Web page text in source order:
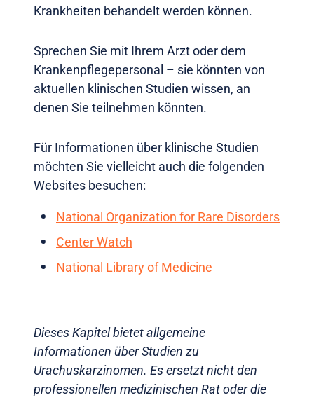
Krankheiten behandelt werden können.
Sprechen Sie mit Ihrem Arzt oder dem
Krankenpflegepersonal – sie könnten von
aktuellen klinischen Studien wissen, an
denen Sie teilnehmen könnten.
Für Informationen über klinische Studien
möchten Sie vielleicht auch die folgenden
Websites besuchen:
National Organization for Rare Disorders
Center Watch
National Library of Medicine
Dieses Kapitel bietet allgemeine
Informationen über Studien zu
Urachuskarzinomen. Es ersetzt nicht den
professionellen medizinischen Rat oder die